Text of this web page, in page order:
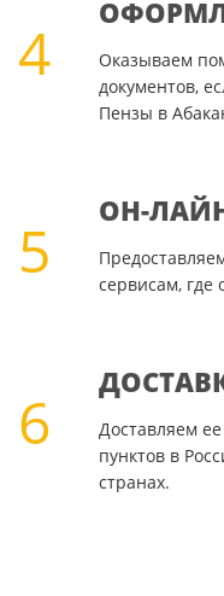
4
Оказываем
документов,
Пензы в
5
ОН-
сервисам, где
6
Доставляем
пунктов в
странах.